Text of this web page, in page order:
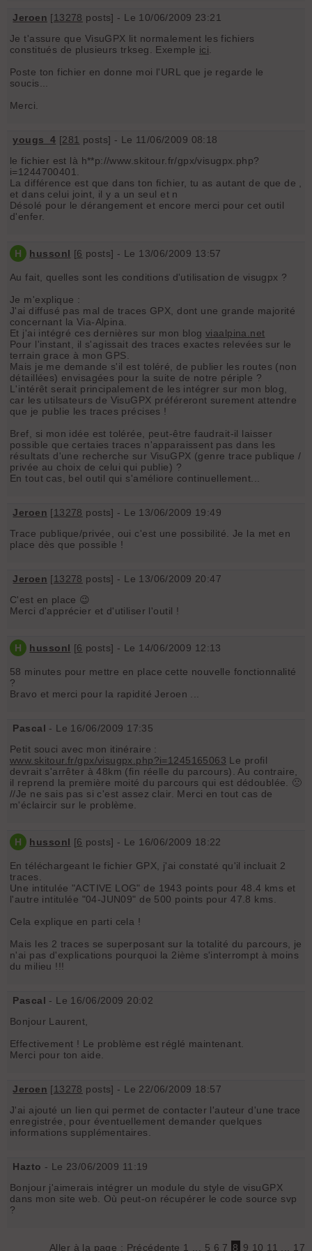
Jeroen [13278 posts] - Le 10/06/2009 23:21
Je t'assure que VisuGPX lit normalement les fichiers
constitués de plusieurs trkseg. Exemple ici
Poste ton fichier en donne moi l'URL que je regarde le
soucis...
Merci.
yougs_4 [281 posts] - Le 11/06/2009 08:18
le fichier est là h**p://www.skitour.fr/gpx/visugpx.php?
i=1244700401.
La différence est que dans ton fichier, tu as autant de que de
et dans celui joint, il y a un seul et n
Désolé pour le dérangement et encore merci pour cet outil
d'enfer.
H hussonl [6 posts] - Le 13/06/2009 13:57
Au fait, quelles sont les conditions d'utilisation de visugpx ?
Je m'explique :
J'ai diffusé pas mal de traces GPX, dont une grande majorité
concernant la Via-Alpina.
Et j'ai intégré ces dernières sur mon blogviaalpina.net
Pour l'instant, il s'agissait des traces exactes relevées sur le
terrain grace à mon GPS.
Mais je me demande s'il est toléré, de publier les routes (non
détaillées) envisagées pour la suite de notre périple ?
L'intérêt serait principalement de les intégrer sur mon blog,
car les utilsateurs de VisuGPX préféreront surement attendre
que je publie les traces précises !
Bref, si mon idée est tolérée, peut-être faudrait-il laisser
possible que certaies traces n'apparaissent pas dans les
résultats d'une recherche sur VisuGPX (genre trace publique /
privée au choix de celui qui publie) ?
En tout cas, bel outil qui s'améliore continuellement...
Jeroen [13278 posts] - Le 13/06/2009 19:49
Trace publique/privée, oui c'est une possibilité. Je la met en
place dès que possible !
Jeroen [13278 posts] - Le 13/06/2009 20:47
C'est en place 😉
Merci d'apprécier et d'utiliser l'outil !
H hussonl [6 posts] - Le 14/06/2009 12:13
58 minutes pour mettre en place cette nouvelle fonctionnalité
?
Bravo et merci pour la rapidité Jeroen ...
Pascal - Le 16/06/2009 17:35
Petit souci avec mon itinéraire :
www.skitour.fr/gpx/visugpx.php?i=1245165063 Le profil
devrait s'arrêter à 48km (fin réelle du parcours). Au contraire,
il reprend la première moité du parcours qui est dédoublée. 🙁
//Je ne sais pas si c'est assez clair. Merci en tout cas de
m'éclaircir sur le problème.
H hussonl [6 posts] - Le 16/06/2009 18:22
En téléchargeant le fichier GPX, j'ai constaté qu'il incluait 2
traces.
Une intitulée "ACTIVE LOG" de 1943 points pour 48.4 kms et
l'autre intitulée "04-JUN09" de 500 points pour 47.8 kms.
Cela explique en parti cela !
Mais les 2 traces se superposant sur la totalité du parcours, je
n'ai pas d'explications pourquoi la 2ième s'interrompt à moins
du milieu !!!
Pascal - Le 16/06/2009 20:02
Bonjour Laurent,
Effectivement ! Le problème est réglé maintenant.
Merci pour ton aide.
Jeroen [13278 posts] - Le 22/06/2009 18:57
J'ai ajouté un lien qui permet de contacter l'auteur d'une trace
enregistrée, pour éventuellement demander quelques
informations supplémentaires.
Hazto - Le 23/06/2009 11:19
Bonjour j'aimerais intégrer un module du style de visuGPX
dans mon site web. Où peut-on récupérer le code source svp
?
Aller à la page : Précédente 1 5 6 7 8 9 10 11 17